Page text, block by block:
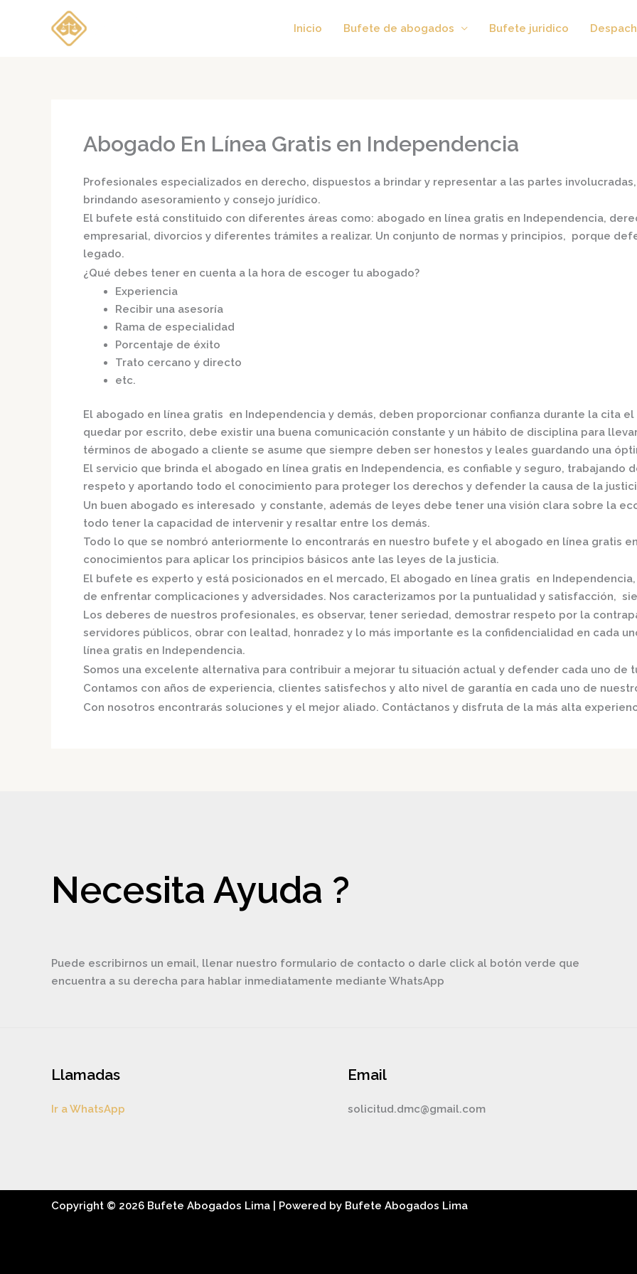
Inicio Bufete de abogados Bufete juridico
Abogado En Línea Gratis en Independencia
Profesionales especializados en derecho, dispuestos a brindar y representar a las partes
brindando asesoramiento y consejo jurídico.
El bufete está constituido con diferentes áreas como: abogado en línea gratis en Independencia,
empresarial, divorcios y diferentes trámites a realizar. Un conjunto de normas y principios, porque
legado.
¿Qué debes tener en cuenta a la hora de escoger tu abogado?
Experiencia
Recibir una asesoría
Rama de especialidad
Porcentaje de éxito
Trato cercano y directo
etc.
El abogado en línea gratis en Independencia y demás, deben proporcionar confianza durante la cita
quedar por escrito, debe existir una buena comunicación constante y un hábito de disciplina para
términos de abogado a cliente se asume que siempre deben ser honestos y leales guardando una
El servicio que brinda el abogado en línea gratis en Independencia, es confiable y seguro, trabajando
respeto y aportando todo el conocimiento para proteger los derechos y defender la causa de la
Un buen abogado es interesado y constante, además de leyes debe tener una visión clara sobre la
todo tener la capacidad de intervenir y resaltar entre los demás.
Todo lo que se nombró anteriormente lo encontrarás en nuestro bufete y el abogado en línea gratis
conocimientos para aplicar los principios básicos ante las leyes de la justicia.
El bufete es experto y está posicionados en el mercado, El abogado en línea gratis en Independencia,
de enfrentar complicaciones y adversidades. Nos caracterizamos por la puntualidad y satisfacción,
Los deberes de nuestros profesionales, es observar, tener seriedad, demostrar respeto por la
servidores públicos, obrar con lealtad, honradez y lo más importante es la confidencialidad en cada
línea gratis en Independencia.
Somos una excelente alternativa para contribuir a mejorar tu situación actual y defender cada uno de
Contamos con años de experiencia, clientes satisfechos y alto nivel de garantía en cada uno de
Con nosotros encontrarás soluciones y el mejor aliado. Contáctanos y disfruta de la más alta
Necesita Ayuda ?
Puede escribirnos un email, llenar nuestro formulario de contacto o darle click al botón verde que
encuentra a su derecha para hablar inmediatamente mediante WhatsApp
Llamadas
Ir a WhatsApp
Email
solicitud.dmc@gmail.com
Copyright © 2026 Bufete Abogados Lima | Powered by Bufete Abogados Lima